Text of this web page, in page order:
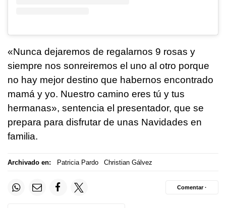
«Nunca dejaremos de regalarnos 9 rosas y
siempre nos sonreiremos el uno al otro porque
no hay mejor destino que habernos encontrado
mamá y yo. Nuestro camino eres tú y tus
hermanas», sentencia el presentador, que se
prepara para disfrutar de unas Navidades en
familia.
Archivado en: Patricia Pardo Christian Gálvez
Comentar ·